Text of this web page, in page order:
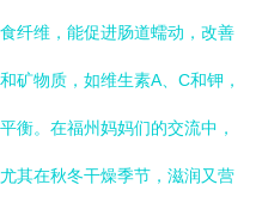
纤维，能促进肠道蠕动，改善
矿物质，如维生素A、C和钾，
衡。在福州妈妈们的交流中，
其在秋冬干燥季节，滋润又营